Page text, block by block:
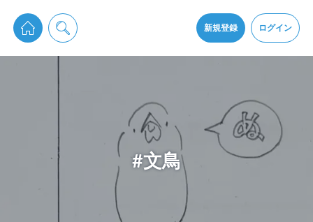
新規登録 ログイン
pixiv Sketchは2024年5月28日付で プライパシーポリシーを改定しました。
通知を受け取るにはここをクリックします
アプリをインストール
#文鳥